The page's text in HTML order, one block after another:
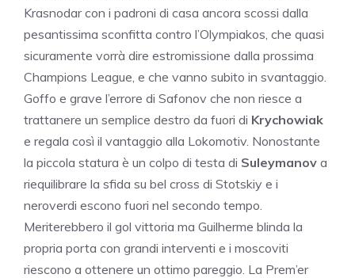
Krasnodar con i padroni di casa ancora scossi dalla
pesantissima sconfitta contro l’Olympiakos, che quasi
sicuramente vorrà dire estromissione dalla prossima
Champions League, e che vanno subito in svantaggio.
Goffo e grave l’errore di Safonov che non riesce a
trattanere un semplice destro da fuori di Krychowiak
e regala così il vantaggio alla Lokomotiv. Nonostante
la piccola statura è un colpo di testa di Suleymanov a
riequilibrare la sfida su bel cross di Stotskiy e i
neroverdi escono fuori nel secondo tempo.
Meriterebbero il gol vittoria ma Guilherme blinda la
propria porta con grandi interventi e i moscoviti
riescono a ottenere un ottimo pareggio. La Prem’er